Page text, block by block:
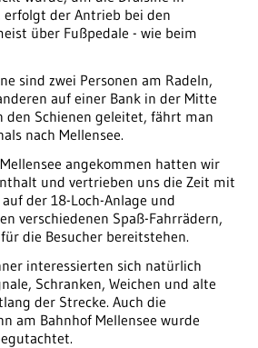
erfolgt der Antrieb bei den
über Fußpedale - wie beim
sind zwei Personen am Radeln,
auf einer Bank in der Mitte
den Schienen geleitet, fährt man
nach Mellensee.
angekommen hatten wir
und vertrieben uns die Zeit mit
der 18-Loch-Anlage und
verschiedenen Spaß-Fahrrädern,
die Besucher bereitstehen.
interessierten sich natürlich
Schranken, Weichen und alte
der Strecke. Auch die
am Bahnhof Mellensee wurde